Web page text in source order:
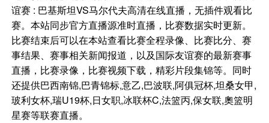
谊赛 : 巴基斯坦VS马尔代夫高清在线直播，无插件观看比
赛。本站同步官方直播源准时直播，比赛数据实时更新。
比赛结束后可以在本站查看比赛全程录像、比赛比分、赛
事结果、赛事相关新闻报道，以及国际友谊赛的最新赛事
直播，比赛录像，比赛视频下载，精彩片段集锦等。同时
还提供巴西南锦,巴青锦标,意乙,巴波联,阿俱冠杯,坦桑女甲,
玻利女杯,瑞U19杯,日女职,冰联杯C,法篮丙,保女联,奧篮明
星赛等联赛直播。